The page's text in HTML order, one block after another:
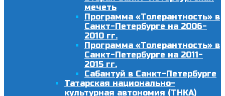
мечеть
Программа «Толерантность» в
Санкт-Петербурге на 2006-
2010 гг.
Программа «Толерантность» в
Санкт-Петербурге на 2011-
2015 гг.
Сабантуй в Санкт-Петербурге
Татарская национально-
культурная автономия (ТНКА)